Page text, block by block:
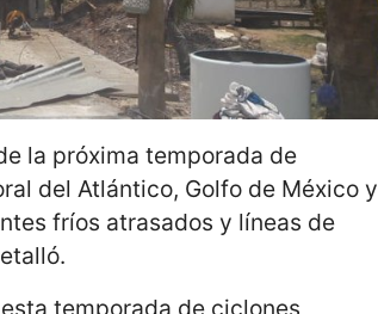
la próxima temporada de
del Atlántico, Golfo de México y
fríos atrasados y líneas de
temporada de ciclones